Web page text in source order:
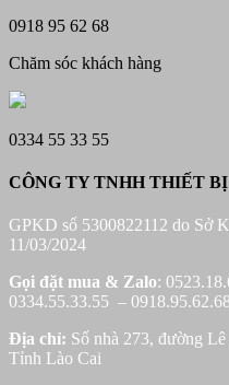
0918 95 62 68
Chăm sóc khách hàng
0334 55 33 55
CÔNG TY TNHH THIẾT
GPKD số 5300822112 do Sở
11/03/2024
Gọi đặt mua & Zalo:
0334.55.33.55 – 0918.95.62.68
Địa chỉ: Số nhà 273, đường
Tỉnh Lào Cai